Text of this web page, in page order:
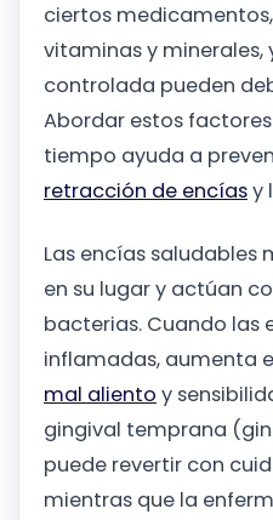
ciertos
vitaminas y minerales,
controlada pueden
Abordar estos
tiempo ayuda a
retracción de encíasy
Las encías saludables
en su lugar y actúan
bacterias. Cuando las
inflamadas, aumenta
mal aliento y
gingival temprana
puede revertir con
mientras que la